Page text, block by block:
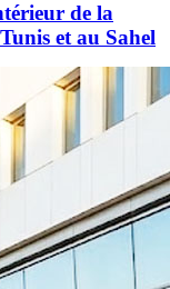
de la
et au Sahel